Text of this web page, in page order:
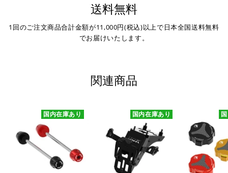
(事前決済)
入金確認が取れ次第、商品を手配させて頂きます。
り、万が一過ぎてしまった場合はご注文をキャンセルさ
せて頂きます。
※ 振込手数料はご負担ください。
送料無料
1回のご注文商品合計金額が11,000円(税込)以上で日本全国送料無料
でお届けいたします。
関連商品
国内在庫あり 国内在庫あり